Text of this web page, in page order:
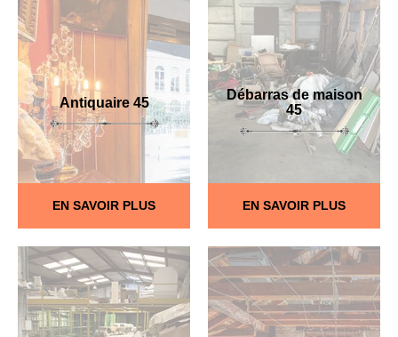
Antiquaire 45
EN SAVOIR PLUS
Débarras de maison
45
EN SAVOIR PLUS